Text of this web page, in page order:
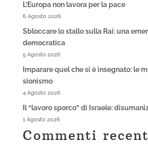
L’Europa non lavora per la pace
6 Agosto 2026
Sbloccare lo stallo sulla Rai: una
democratica
5 Agosto 2026
Imparare quel che si è insegnato: le
sionismo
4 Agosto 2026
Il “lavoro sporco” di Israele:
1 Agosto 2026
Commenti